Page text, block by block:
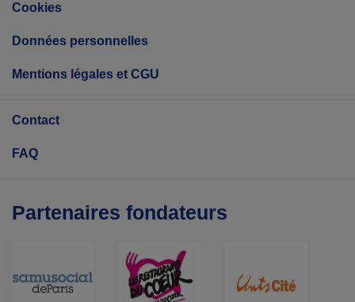
Cookies
Données personnelles
Mentions légales et CGU
Contact
FAQ
Partenaires fondateurs